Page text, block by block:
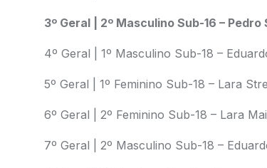
3º Geral | 2º Masculino Sub-16 – Pedro
4º Geral | 1º Masculino Sub-18 –
5º Geral | 1º Feminino Sub-18 – Lara
6º Geral | 2º Feminino Sub-18 – Lara
7º Geral | 2º Masculino Sub-18 –